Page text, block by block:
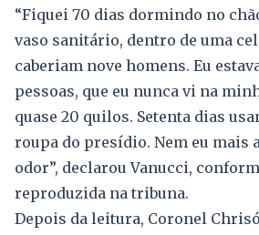
“Fiquei 70 dias dormindo no
vaso sanitário, dentro de uma
caberiam nove homens. Eu
pessoas, que eu nunca vi na
quase 20 quilos. Setenta dias
roupa do presídio. Nem eu mais
odor”, declarou Vanucci,
reproduzida na tribuna.
Depois da leitura, Coronel